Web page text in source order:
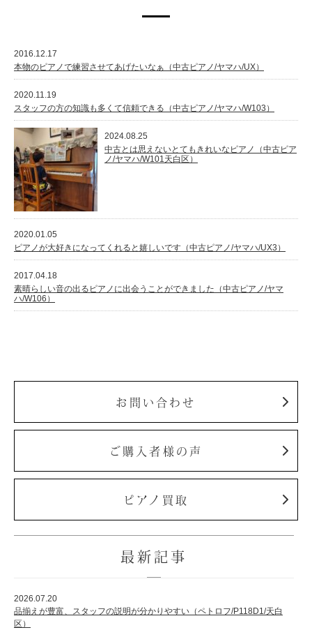
2016.12.17
本物のピアノで練習させてあげたいなぁ（中古ピアノ/ヤマハ/UX）
2020.11.19
スタッフの方の知識も多くて信頼できる（中古ピアノ/ヤマハ/W103）
2024.08.25
中古とは思えないとてもきれいなピアノ（中古ピア
ノ/ヤマハ/W101天白区）
2020.01.05
ピアノが大好きになってくれると嬉しいです（中古ピアノ/ヤマハ/UX3）
2017.04.18
素晴らしい音の出るピアノに出会うことができました（中古ピアノ/ヤマ
ハ/W106）
お問い合わせ
ご購入者様の声
ピアノ買取
最新記事
2026.07.20
品揃えが豊富、スタッフの説明が分かりやすい（ペトロフ/P118D1/天白
区）